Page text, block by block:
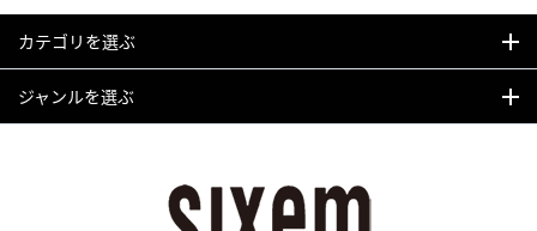
カテゴリを選ぶ
ジャンルを選ぶ